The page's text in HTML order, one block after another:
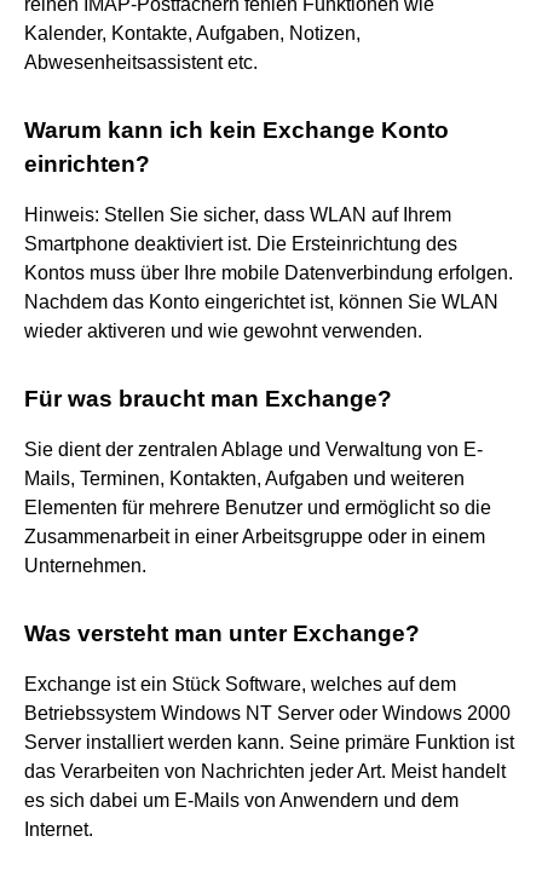
Kalender, Kontakte, Aufgaben, Notizen,
Abwesenheitsassistent etc.
Warum kann ich kein Exchange Konto
einrichten?
Hinweis: Stellen Sie sicher, dass WLAN auf Ihrem
Smartphone deaktiviert ist. Die Ersteinrichtung des
Kontos muss über Ihre mobile Datenverbindung erfolgen.
Nachdem das Konto eingerichtet ist, können Sie WLAN
wieder aktiveren und wie gewohnt verwenden.
Für was braucht man Exchange?
Sie dient der zentralen Ablage und Verwaltung von E-
Mails, Terminen, Kontakten, Aufgaben und weiteren
Elementen für mehrere Benutzer und ermöglicht so die
Zusammenarbeit in einer Arbeitsgruppe oder in einem
Unternehmen.
Was versteht man unter Exchange?
Exchange ist ein Stück Software, welches auf dem
Betriebssystem Windows NT Server oder Windows 2000
Server installiert werden kann. Seine primäre Funktion ist
das Verarbeiten von Nachrichten jeder Art. Meist handelt
es sich dabei um E-Mails von Anwendern und dem
Internet.